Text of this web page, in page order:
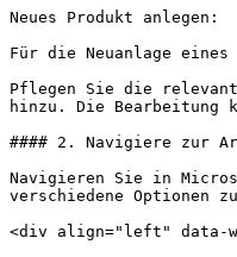
Neues Produkt anlegen:
Für die Neuanlage
Pflegen Sie die
hinzu. Die Bearbeitung
#### 2. Navigiere zur
Navigieren Sie in
verschiedene Optionen
<div align="left" data-